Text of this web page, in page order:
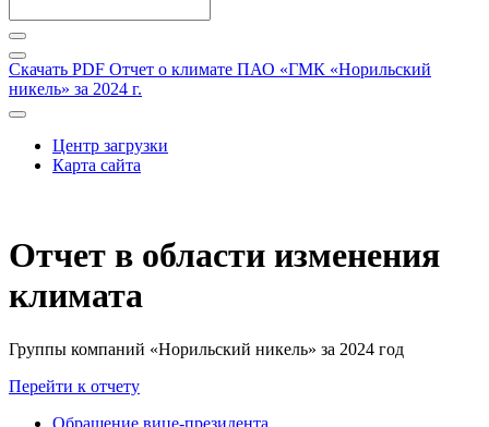
Скачать PDF Отчет о климате ПАО «ГМК «Норильский
никель» за 2024 г.
Центр загрузки
Карта сайта
Отчет в области изменения
климата
Группы компаний «Норильский никель» за 2024 год
Перейти к отчету
Обращение вице-президента